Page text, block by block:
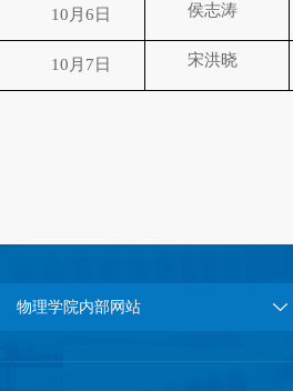
10月 6 日 侯志涛
10月 7 日 宋洪晓
物理学院内部网站